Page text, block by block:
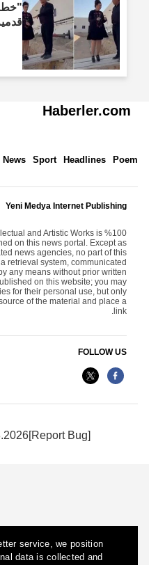
"خطوة
قدميه!
Haberler.com
Poem
Headlines
Sport
News
Yeni Medya Internet Publishing
and Artistic Works is %100
on this news portal. Except as
news agencies, no part of this
a retrieval system, communicated
by any means without prior written
on this website; you may
for their personal use, but only
source of the material and place a
link.
FOLLOW US
15:44:53 #1.11#
service, we position
data is collected and